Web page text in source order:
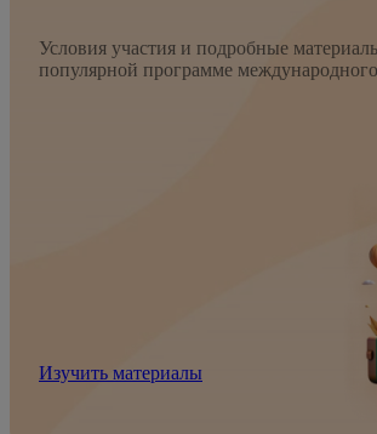
Условия участия и подробные
популярной программе
Изучить материалы